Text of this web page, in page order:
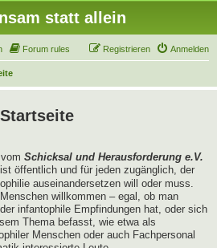
statt allein
Forum rules Anmelden
Registrieren
Startseite
Schicksal und Herausforderung e.V.
öffentlich und für jeden zugänglich, der
auseinandersetzen will oder muss.
willkommen – egal, ob man
infantophile Empfindungen hat, oder sich
Thema befasst, wie etwa als
Menschen oder auch Fachpersonal